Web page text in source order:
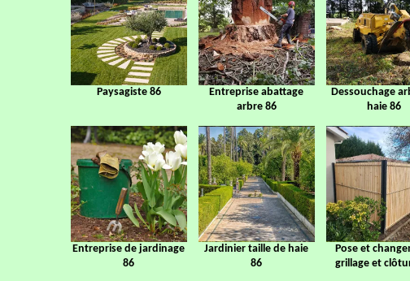
Paysagiste 86
Entreprise abattage
arbre 86
Dessouchage
haie 86
Entreprise de jardinage
86
Jardinier taille de haie
86
Pose et
grillage et